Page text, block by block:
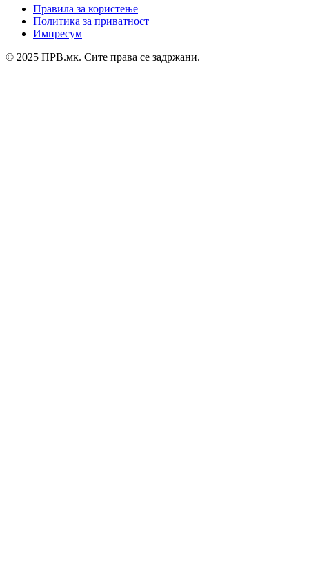
Правила за користење
Политика за приватност
Импресум
© 2025 ПРВ.мк. Сите права се задржани.